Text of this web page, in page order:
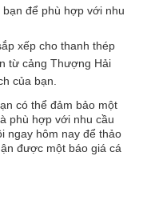
để phù hợp với nhu
xếp cho thanh thép
từ cảng Thượng Hải
của bạn.
có thể đảm bảo một
phù hợp với nhu cầu
ngay hôm nay để thảo
được một báo giá cá